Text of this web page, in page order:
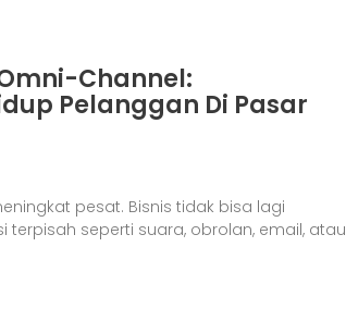
Channel:
Pelanggan Di Pasar
pesat. Bisnis tidak bisa lagi
seperti suara, obrolan, email, atau